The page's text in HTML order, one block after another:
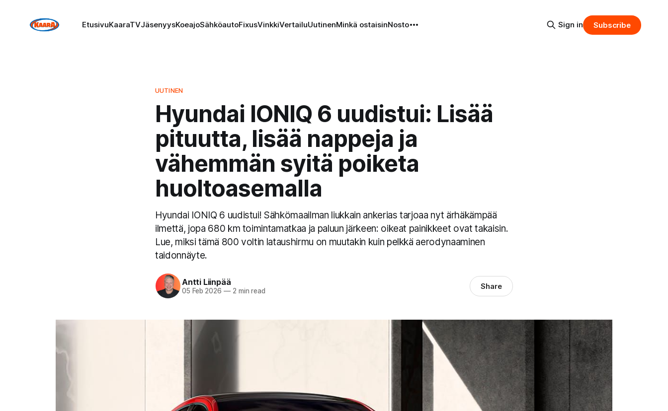
EtusivuKaaraTVJäsenyysKoeajoSähköautoFixusVinkkiVertailuUutinenMinkä ostaisinNosto Sign in Subscribe
UUTINEN
Hyundai IONIQ 6 uudistui: Lisää
pituutta, lisää nappeja ja
vähemmän syitä poiketa
huoltoasemalla
Hyundai IONIQ 6 uudistui! Sähkömaailman liukkain ankerias tarjoaa nyt ärhäkämpää
ilmettä, jopa 680 km toimintamatkaa ja paluun järkeen: oikeat painikkeet ovat takaisin.
Lue, miksi tämä 800 voltin lataushirmu on muutakin kuin pelkkä aerodynaaminen
taidonnäyte.
Antti Liinpää
05 Feb 2026 —2 min read Share